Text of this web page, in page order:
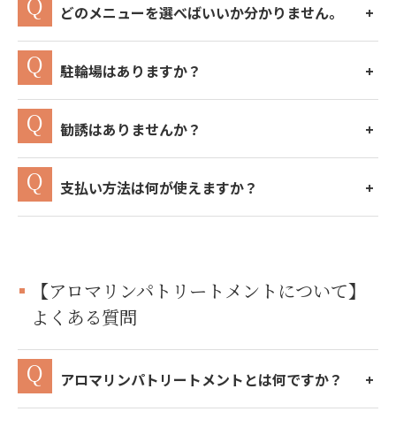
どのメニューを選べばいいか分かりません。
駐輪場はありますか？
勧誘はありませんか？
支払い方法は何が使えますか？
【アロマリンパトリートメントについて】
よくある質問
アロマリンパトリートメントとは何ですか？